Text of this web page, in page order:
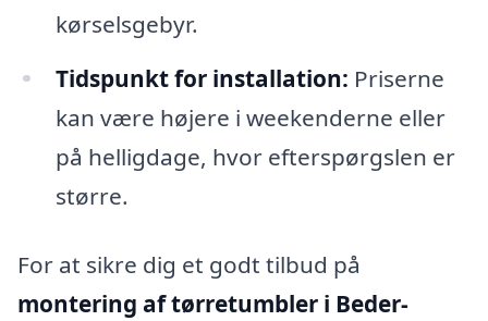
kørselsgebyr.
Tidspunkt for installation: Priserne
kan være højere i weekenderne eller
på helligdage, hvor efterspørgslen er
større.
For at sikre dig et godt tilbud på
montering af tørretumbler i Beder-